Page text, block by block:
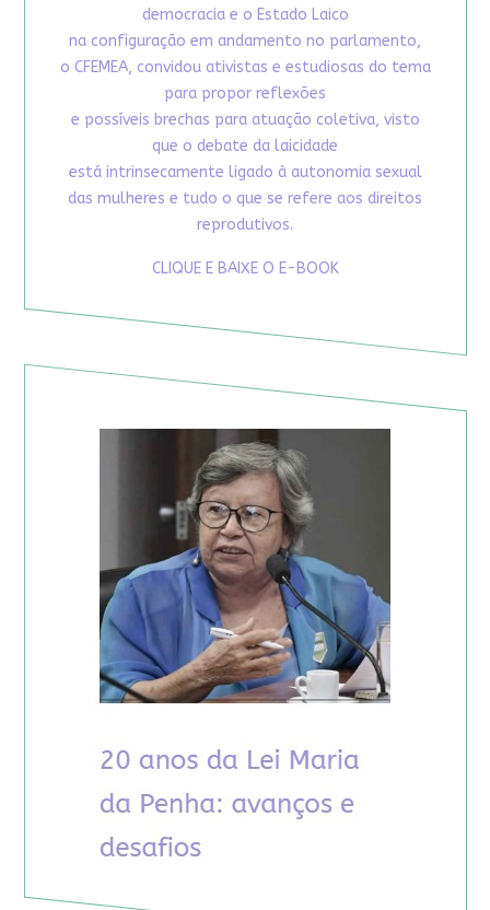
democracia e o Estado Laico
na configuração em andamento no parlamento,
o CFEMEA, convidou ativistas e estudiosas do tema
para propor reflexões
e possíveis brechas para atuação coletiva, visto
que o debate da laicidade
está intrinsecamente ligado à autonomia sexual
das mulheres e tudo o que se refere aos direitos
reprodutivos.
CLIQUE E BAIXE O E-BOOK